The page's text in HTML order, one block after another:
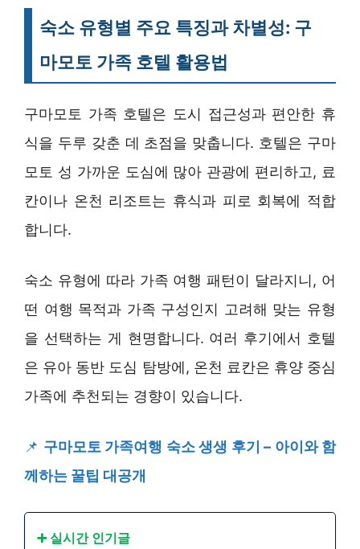
숙소 유형별 주요 특징과 차별성: 구
마모토 가족 호텔 활용법
구마모토 가족 호텔은 도시 접근성과 편안한 휴
식을 두루 갖춘 데 초점을 맞춥니다. 호텔은 구마
모토 성 가까운 도심에 많아 관광에 편리하고, 료
칸이나 온천 리조트는 휴식과 피로 회복에 적합
합니다.
숙소 유형에 따라 가족 여행 패턴이 달라지니, 어
떤 여행 목적과 가족 구성인지 고려해 맞는 유형
을 선택하는 게 현명합니다. 여러 후기에서 호텔
은 유아 동반 도심 탐방에, 온천 료칸은 휴양 중심
가족에 추천되는 경향이 있습니다.
📌 구마모토 가족여행 숙소 생생 후기 – 아이와 함
께하는 꿀팁 대공개
➕ 실시간 인기글